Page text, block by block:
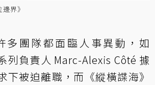
界》
多團隊都面臨人事異動，如
列負責人 Marc-Alexis Côté 據
下被迫離職，而《縱橫諜海》